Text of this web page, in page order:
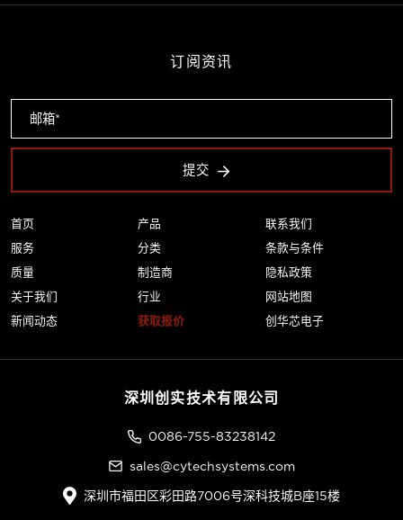
首页
服务
质量
关于我们
新闻动态
产品
分类
制造商
行业
获取报价
联系我们
条款与条件
隐私政策
网站地图
创华芯电子
订阅资讯
提交
深圳创实技术有限公司
0086-755-83238142
sales@cytechsystems.com
深圳市福田区彩田路7006号深科技城B座15楼